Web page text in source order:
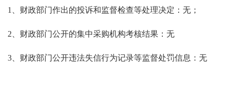
1、财政部门作出的投诉和监督检查等处理决定：无；
2、财政部门公开的集中采购机构考核结果：无
3、财政部门公开违法失信行为记录等监督处罚信息：无